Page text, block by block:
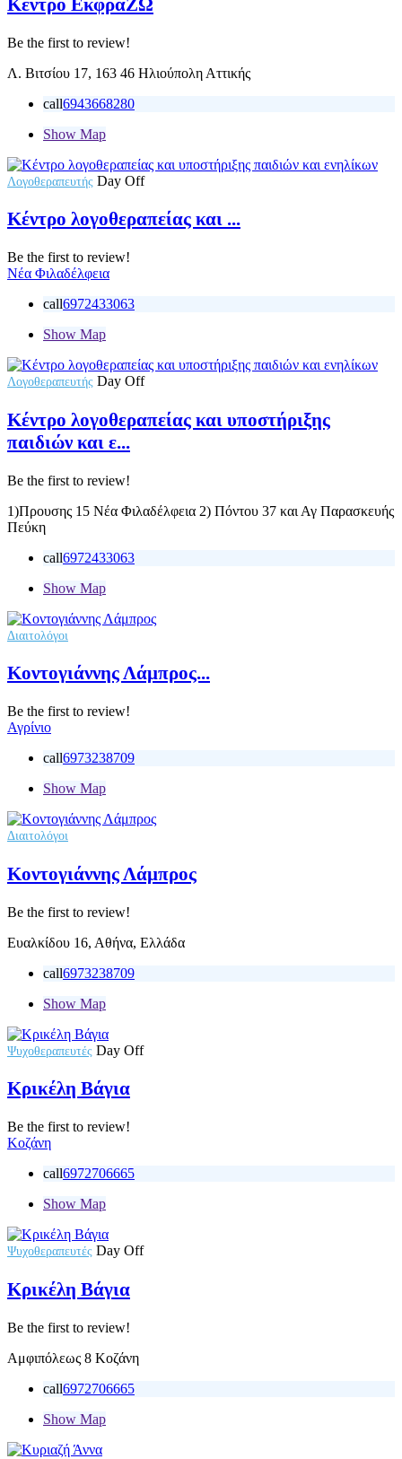
Be the first to review!
Λ. Βιτσίου 17, 163 46 Ηλιούπολη Αττικής
call6943668280
Show Map
Λογοθεραπευτής Day Off
Κέντρο λογοθεραπείας και ...
Be the first to review!
Νέα Φιλαδέλφεια
call6972433063
Show Map
Λογοθεραπευτής Day Off
Κέντρο λογοθεραπείας και υποστήριξης
παιδιών και ε...
Be the first to review!
1)Προυσης 15 Νέα Φιλαδέλφεια 2) Πόντου 37 και Αγ Παρασκευής
Πεύκη
call6972433063
Show Map
Διαιτολόγοι
Κοντογιάννης Λάμπρος...
Be the first to review!
Αγρίνιο
call6973238709
Show Map
Διαιτολόγοι
Κοντογιάννης Λάμπρος
Be the first to review!
Ευαλκίδου 16, Αθήνα, Ελλάδα
call6973238709
Show Map
Ψυχοθεραπευτές Day Off
Κρικέλη Βάγια
Be the first to review!
Κοζάνη
call6972706665
Show Map
Ψυχοθεραπευτές Day Off
Κρικέλη Βάγια
Be the first to review!
Αμφιπόλεως 8 Κοζάνη
call6972706665
Show Map